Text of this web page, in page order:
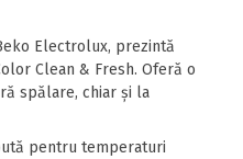
Electrolux, prezintă
Clean & Fresh. Oferă o
spălare, chiar și la
pentru temperaturi